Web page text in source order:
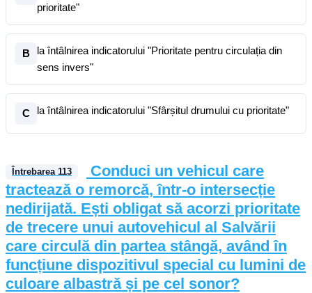
prioritate"
B
la întâlnirea indicatorului "Prioritate pentru circulația din
sens invers"
C la întâlnirea indicatorului "Sfârșitul drumului cu prioritate"
Întrebarea 113
Conduci un vehicul care
tractează o remorcă, într-o intersecție
nedirijată. Ești obligat să acorzi prioritate
de trecere unui autovehicul al Salvării
care circulă din partea stângă, având în
funcțiune dispozitivul special cu lumini de
culoare albastră și pe cel sonor?